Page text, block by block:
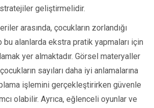
geliştirmelidir.
arasında, çocukların zorlandığı
bu alanlarda ekstra pratik yapmaları için
yer almaktadır. Görsel materyaller
sayıları daha iyi anlamalarına
işlemini gerçekleştirirken güvenle
olabilir. Ayrıca, eğlenceli oyunlar ve